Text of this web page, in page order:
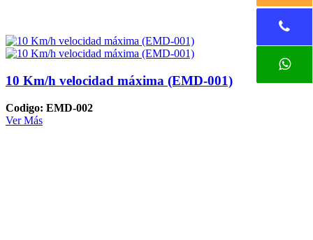
10 Km/h velocidad máxima (EMD-001)
Codigo: EMD-002
Ver Más